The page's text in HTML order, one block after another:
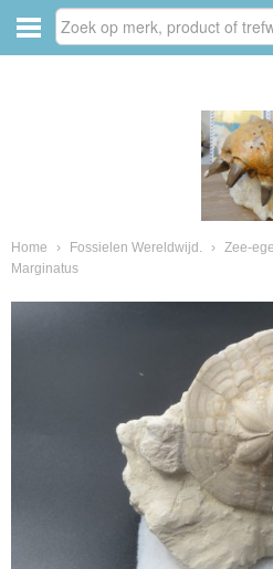
Home › Fossielen Wereldwijd. › Zee-
Marginatus
van fossielen en mineralen